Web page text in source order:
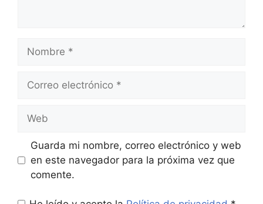
electrónico
Guarda mi nombre, correo electrónico y web
en este navegador para la próxima vez que
comente.